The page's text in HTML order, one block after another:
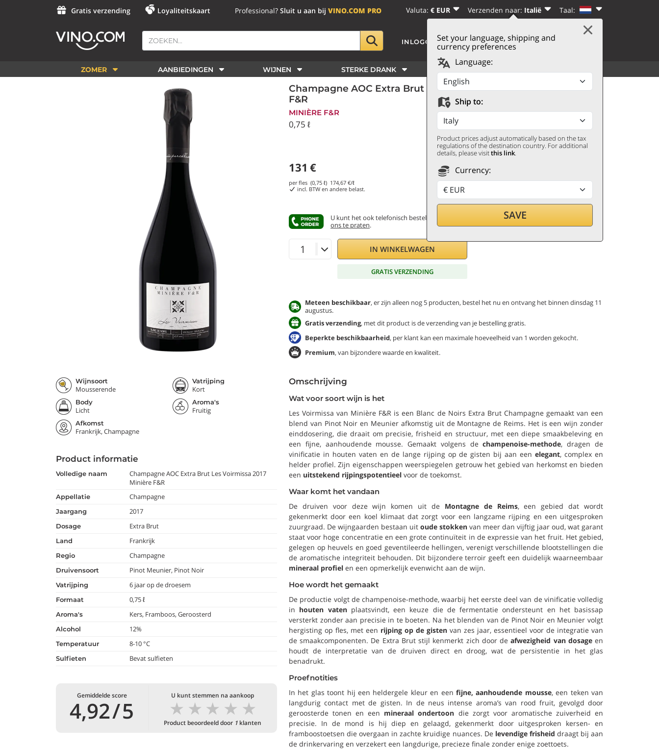
Gratis verzending Loyaliteitskaart Professional? Sluit u aan bij VINO.COM PRO Valuta: € EUR Verzenden naar: Italië Taal:
Set your language, shipping and
currency preferences
Language:
Ship to:
Product prices adjust automatically based on the tax
regulations of the destination country. For additional
details, please visitthis link.
Currency:
SAVE
INLOGGEN | REGISTREREN WINKELWAGEN
ZOMER AANBIEDINGEN WIJNEN STERKE DRANK MEER
Wijnsoort
Mousserende
Vatrijping
Kort
Body
Licht
Aroma's
Fruitig
Afkomst
Frankrijk, Champagne
Product informatie
volledige naam
Champagne AOC Extra Brut Les Voirmissa 2017
Minière F&R
appellatie Champagne
jaargang 2017
dosage Extra Brut
land Frankrijk
regio Champagne
druivensoort Pinot Meunier, Pinot Noir
vatrijping 6 jaar op de droesem
formaat 0,75 ℓ
aroma's Kers, Framboos, Geroosterd
alcohol 12%
temperatuur 8-10 °C
Sulfieten Bevat sulfieten
Gemiddelde score
4,92/5
U kunt stemmen na aankoop
★
★
★
★
★
Product beoordeeld door 1 klanten
Champagne AOC Extra Brut Les Voirmissa 2017 Minière
F&R
MINIÈRE F&R
0,75 ℓ
131 €
per fles (0,75 ℓ) 174,67 €/ℓ
incl. BTW en andere belast.
U kunt het ook telefonisch bestellen
ons te praten.
IN WINKELWAGEN
GRATIS VERZENDING
Meteen beschikbaar, er zijn alleen nog 5 producten, bestel het nu en ontvang het binnen dinsdag 11
augustus.
Gratis verzending, met dit product is de verzending van je bestelling gratis.
Beperkte beschikbaarheid, per klant kan een maximale hoeveelheid van 1 worden gekocht.
Premium, van bijzondere waarde en kwaliteit.
Omschrijving
Wat voor soort wijn is het
Les Voirmissa van Minière F&R is een Blanc de Noirs Extra Brut Champagne gemaakt van een
blend van Pinot Noir en Meunier afkomstig uit de Montagne de Reims. Het is een wijn zonder
einddosering, die draait om precisie, frisheid en structuur, met een diepe smaakbeleving en
een fijne, aanhoudende mousse. Gemaakt volgens dechampenoise-methode, dragen de
vinificatie in houten vaten en de lange rijping op de gisten bij aan eenelegant, complex en
helder profiel. Zijn eigenschappen weerspiegelen getrouw het gebied van herkomst en bieden
een uitstekend rijpingspotentieel voor de toekomst.
Waar komt het vandaan
De druiven voor deze wijn komen uit de Montagne de Reims, een gebied dat wordt
gekenmerkt door een koel klimaat dat zorgt voor een langzame rijping en een uitgesproken
zuurgraad. De wijngaarden bestaan uit oude stokken van meer dan vijftig jaar oud, wat garant
staat voor hoge concentratie en een grote continuïteit in de expressie van het fruit. Het gebied,
gelegen op heuvels en goed geventileerde hellingen, verenigt verschillende blootstellingen die
de aromatische integriteit behouden. Dit bijzondere terroir geeft een duidelijk waarneembaar
mineraal profiel en een opmerkelijk evenwicht aan de wijn.
Hoe wordt het gemaakt
De productie volgt de champenoise-methode, waarbij het eerste deel van de vinificatie volledig
in houten vatenplaatsvindt, een keuze die de fermentatie ondersteunt en het basissap
versterkt zonder aan precisie in te boeten. Na het blenden van de Pinot Noir en Meunier volgt
hergisting op fles, met een rijping op de gisten van zes jaar, essentieel voor de integratie van
de smaakcomponenten. De Extra Brut stijl kenmerkt zich door deafwezigheid van dosageen
houdt de interpretatie van de druiven direct en droog, wat de persistentie in het glas
benadrukt.
Proefnotities
In het glas toont hij een heldergele kleur en een fijne, aanhoudende mousse, een teken van
langdurig contact met de gisten. In de neus intense aroma’s van rood fruit, gevolgd door
geroosterde tonen en een mineraal ondertoon die zorgt voor aromatische zuiverheid en
precisie. In de mond is hij diep en gelaagd, gekenmerkt door uitgesproken kersen- en
framboostoetsen die overgaan in zachte kruidige nuances. De levendige frisheid draagt bij aan
de drinkervaring en verzekert een langdurige, precieze finale zonder enige zoettoets.